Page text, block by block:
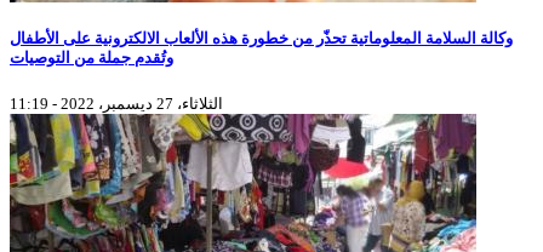
وكالة السلامة المعلوماتية تحذّر من خطورة هذه الألعاب الالكترونية على الأطفال
وتُقدم جملة من التوصيات
الثلاثاء، 27 ديسمبر، 2022 - 11:19